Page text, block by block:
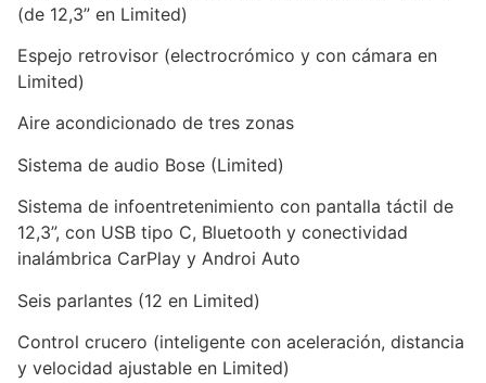
(de 12,3” en Limited)
Espejo retrovisor (electrocrómico y con cámara en
Limited)
Aire acondicionado de tres zonas
Sistema de audio Bose (Limited)
Sistema de infoentretenimiento con pantalla táctil de
12,3”, con USB tipo C, Bluetooth y conectividad
inalámbrica CarPlay y Androi Auto
Seis parlantes (12 en Limited)
Control crucero (inteligente con aceleración, distancia
y velocidad ajustable en Limited)